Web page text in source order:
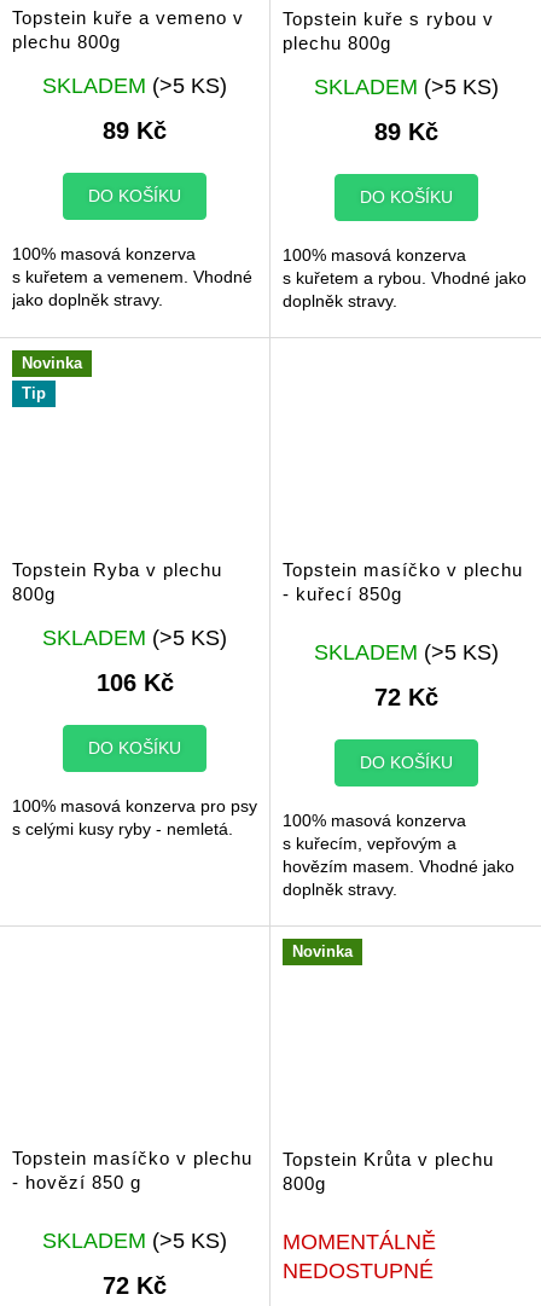
Topstein kuře a vemeno v
plechu 800g
Průměrné
hodnocení
produktu
je
z
SKLADEM (>5 KS)
89 Kč
DO KOŠÍKU
100% masová konzerva
s kuřetem a vemenem. Vhodné
jako doplněk stravy.
Topstein kuře s rybou v
plechu 800g
Průměrné
hodnocení
produktu
je
z
SKLADEM (>5 KS)
89 Kč
DO KOŠÍKU
100% masová konzerva
s kuřetem a rybou. Vhodné jako
doplněk stravy.
Novinka
Tip
Topstein Ryba v plechu
800g
Průměrné
hodnocení
produktu
je
z
SKLADEM (>5 KS)
106 Kč
DO KOŠÍKU
100% masová konzerva pro psy
s celými kusy ryby - nemletá.
Topstein masíčko v plechu
- kuřecí 850g
SKLADEM (>5 KS)
72 Kč
DO KOŠÍKU
100% masová konzerva
s kuřecím, vepřovým a
hovězím masem. Vhodné jako
doplněk stravy.
Topstein masíčko v plechu
- hovězí 850 g
SKLADEM (>5 KS)
72 Kč
Novinka
Topstein Krůta v plechu
800g
MOMENTÁLNĚ
NEDOSTUPNÉ